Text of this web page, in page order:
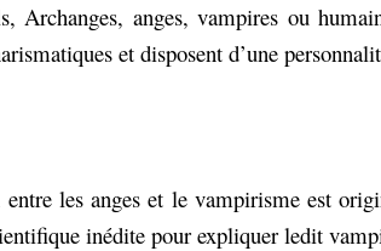
Archanges, anges, vampires ou
et disposent d’une
les anges et le vampirisme est
inédite pour expliquer ledit